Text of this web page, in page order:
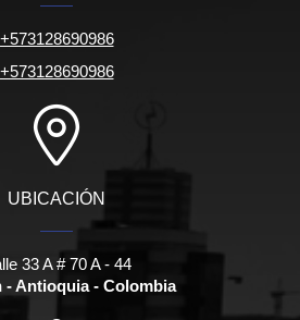
+573128690986
+573128690986
UBICACIÓN
33 A # 70 A - 44
- Antioquia - Colombia